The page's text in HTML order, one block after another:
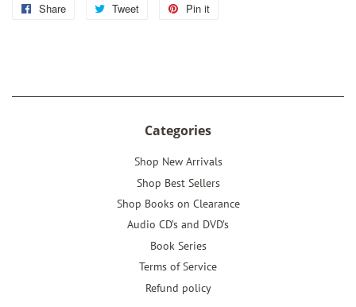
Share
Share
Tweet
Tweet
Pin it
Categories
Shop New Arrivals
Shop Best Sellers
Shop Books on Clearance
Audio CD’s and DVD’s
Book Series
Terms of Service
Refund policy